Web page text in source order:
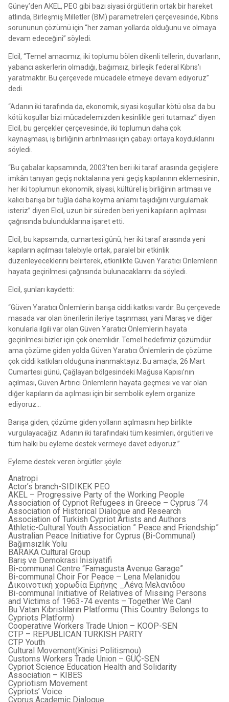
Güney’den AKEL, PEO gibi bazı siyasi örgütlerin ortak bir hareket
atlında, Birleşmiş Milletler (BM) parametreleri çerçevesinde, Kıbrıs
sorununun çözümü için “her zaman yollarda olduğunu ve olmaya
devam edeceğini” söyledi.
Elcil, “Temel amacımız; iki toplumu bölen dikenli tellerin, duvarların,
yabancı askerlerin olmadığı, bağımsız, birleşik federal Kıbrıs’ı
yaratmaktır. Bu çerçevede mücadele etmeye devam ediyoruz”
dedi.
“Adanın iki tarafında da, ekonomik, siyasi koşullar kötü olsa da bu
kötü koşullar bizi mücadelemizden kesinlikle geri tutamaz” diyen
Elcil, bu gerçekler çerçevesinde, iki toplumun daha çok
kaynaşması, iş birliğinin artırılması için çabayı ortaya koyduklarını
söyledi.
“Bu çabalar kapsamında, 2003’ten beri iki taraf arasında geçişlere
imkân tanıyan geçiş noktalarına yeni geçiş kapılarının eklemesinin,
her iki toplumun ekonomik, siyasi, kültürel iş birliğinin artması ve
kalıcı barışa bir tuğla daha koyma anlamı taşıdığını vurgulamak
isteriz” diyen Elcil, uzun bir süreden beri yeni kapıların açılması
çağrısında bulunduklarına işaret etti.
Elcil, bu kapsamda, cumartesi günü, her iki taraf arasında yeni
kapıların açılması talebiyle ortak, paralel bir etkinlik
düzenleyeceklerini belirterek, etkinlikte Güven Yaratıcı Önlemlerin
hayata geçirilmesi çağrısında bulunacaklarını da söyledi.
Elcil, şunları kaydetti:
“Güven Yaratıcı Önlemlerin barışa ciddi katkısı vardır. Bu çerçevede
masada var olan önerilerin ileriye taşınması, yani Maraş ve diğer
konularla ilgili var olan Güven Yaratıcı Önlemlerin hayata
geçirilmesi bizler için çok önemlidir. Temel hedefimiz çözümdür
ama çözüme giden yolda Güven Yaratıcı Önlemlerin de çözüme
çok ciddi katkıları olduğuna inanmaktayız. Bu amaçla, 26 Mart
Cumartesi günü, Çağlayan bölgesindeki Mağusa Kapısı’nın
açılması, Güven Artırıcı Önlemlerin hayata geçmesi ve var olan
diğer kapıların da açılması için bir sembolik eylem organize
ediyoruz…
Barışa giden, çözüme giden yolların açılmasını hep birlikte
vurgulayacağız. Adanın iki tarafındaki tüm kesimleri, örgütleri ve
tüm halkı bu eyleme destek vermeye davet ediyoruz.”
Eyleme destek veren örgütler şöyle:
Anatropi
Actor’s branch-SIDIKEK PEO
AKEL – Progressive Party of the Working People
Association of Cypriot Refugees in Greece – Cyprus ‘74
Association of Historical Dialogue and Research
Association of Turkish Cypriot Artists and Authors
Athletic-Cultural Youth Association ” Peace and Friendship”
Australian Peace Initiative for Cyprus (Bi-Communal)
Bağımsızlık Yolu
BARAKA Cultural Group
Barış ve Demokrasi İnisiyatifi
Bi-communal Centre “Famagusta Avenue Garage”
Bi-communal Choir For Peace – Lena Melanidou
Δικοινοτική χορωδία Ειρήνης _Λένα Μελανιδου
Bi-communal Initiative of Relatives of Missing Persons
and Victims of 1963-74 events – Together We Can!
Bu Vatan Kıbrıslıların Platformu (This Country Belongs to
Cypriots Platform)
Cooperative Workers Trade Union – KOOP-SEN
CTP – REPUBLICAN TURKISH PARTY
CTP Youth
Cultural Movement(Kinisi Politismou)
Customs Workers Trade Union – GÜÇ-SEN
Cypriot Science Education Health and Solidarity
Association – KIBES
Cypriotism Movement
Cypriots’ Voice
Cyprus Academic Dialogue